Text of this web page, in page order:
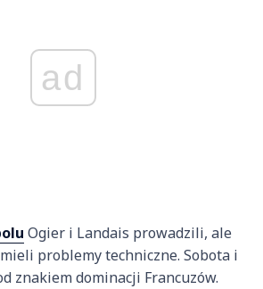
ad
Ogier i Landais prowadzili, ale
problemy techniczne. Sobota i
znakiem dominacji Francuzów.